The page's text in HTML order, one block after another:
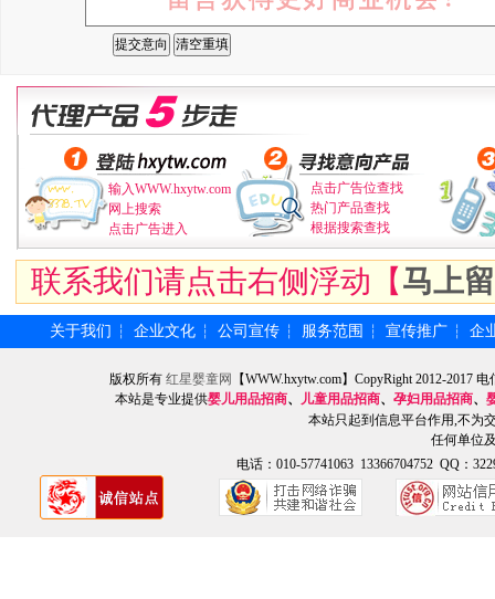
输入WWW.hxytw.com
网上搜索
点击广告进入
点击广告位查找
热门产品查找
根据搜索查找
联系我们请点击右侧浮动【马上
关于我们 ┆ 企业文化 ┆ 公司宣传 ┆ 服务范围 ┆ 宣传推广 ┆ 企
版权所有 红星婴童网
【WWW.hxytw.com】CopyRight 2012-2017
本站是专业提供婴儿用品招商、 儿童用品招商、 孕妇用品招商、
本站只起到信息平台作用,不为
任何单位
电话：010-57741063 13366704752 QQ：